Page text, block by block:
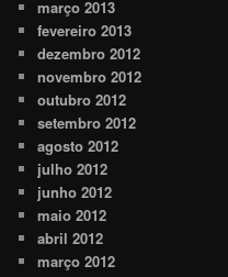
março 2013
fevereiro 2013
dezembro 2012
novembro 2012
outubro 2012
setembro 2012
agosto 2012
julho 2012
junho 2012
maio 2012
abril 2012
março 2012